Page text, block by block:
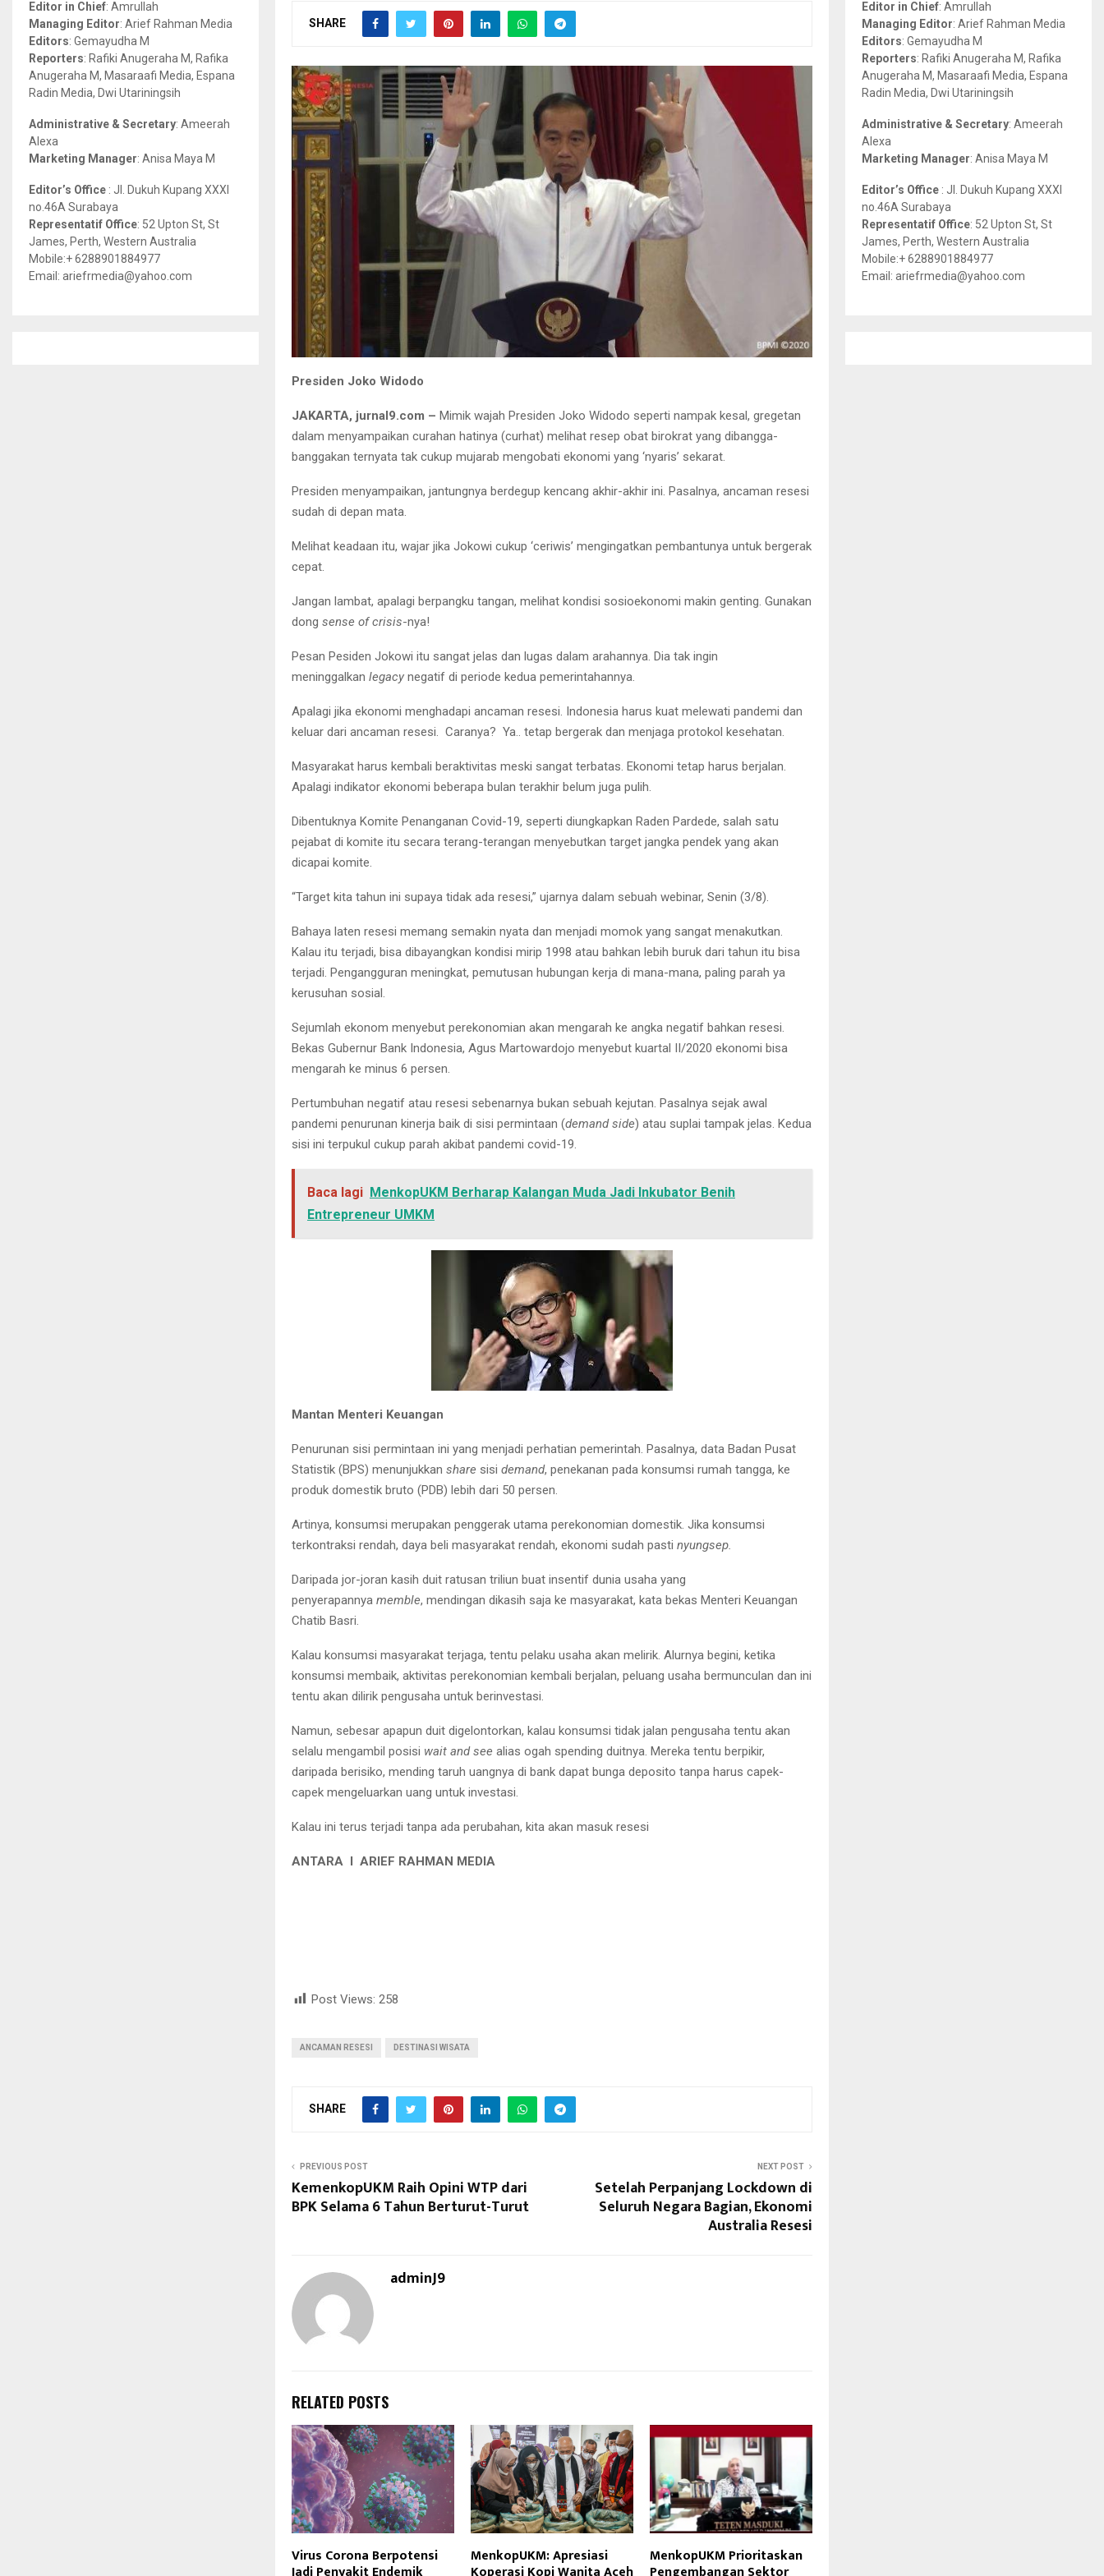
SHARE
Presiden Joko Widodo
JAKARTA, jurnal9.com – Mimik wajah Presiden Joko Widodo seperti nampak kesal, gregetan
dalam menyampaikan curahan hatinya (curhat) melihat resep obat birokrat yang dibangga-
banggakan ternyata tak cukup mujarab mengobati ekonomi yang ‘nyaris’ sekarat.
Presiden menyampaikan, jantungnya berdegup kencang akhir-akhir ini. Pasalnya, ancaman resesi
sudah di depan mata.
Melihat keadaan itu, wajar jika Jokowi cukup ‘ceriwis’ mengingatkan pembantunya untuk bergerak
cepat.
Jangan lambat, apalagi berpangku tangan, melihat kondisi sosioekonomi makin genting. Gunakan
dong sense of crisis-nya!
Pesan Pesiden Jokowi itu sangat jelas dan lugas dalam arahannya. Dia tak ingin
meninggalkan legacy negatif di periode kedua pemerintahannya.
Apalagi jika ekonomi menghadapi ancaman resesi. Indonesia harus kuat melewati pandemi dan
keluar dari ancaman resesi. Caranya? Ya.. tetap bergerak dan menjaga protokol kesehatan.
Masyarakat harus kembali beraktivitas meski sangat terbatas. Ekonomi tetap harus berjalan.
Apalagi indikator ekonomi beberapa bulan terakhir belum juga pulih.
Dibentuknya Komite Penanganan Covid-19, seperti diungkapkan Raden Pardede, salah satu
pejabat di komite itu secara terang-terangan menyebutkan target jangka pendek yang akan
dicapai komite.
“Target kita tahun ini supaya tidak ada resesi,” ujarnya dalam sebuah webinar, Senin (3/8).
Bahaya laten resesi memang semakin nyata dan menjadi momok yang sangat menakutkan.
Kalau itu terjadi, bisa dibayangkan kondisi mirip 1998 atau bahkan lebih buruk dari tahun itu bisa
terjadi. Pengangguran meningkat, pemutusan hubungan kerja di mana-mana, paling parah ya
kerusuhan sosial.
Sejumlah ekonom menyebut perekonomian akan mengarah ke angka negatif bahkan resesi.
Bekas Gubernur Bank Indonesia, Agus Martowardojo menyebut kuartal II/2020 ekonomi bisa
mengarah ke minus 6 persen.
Pertumbuhan negatif atau resesi sebenarnya bukan sebuah kejutan. Pasalnya sejak awal
pandemi penurunan kinerja baik di sisi permintaan (demand side) atau suplai tampak jelas. Kedua
sisi ini terpukul cukup parah akibat pandemi covid-19.
Baca lagi MenkopUKM Berharap Kalangan Muda Jadi Inkubator Benih
Entrepreneur UMKM
Mantan Menteri Keuangan
Penurunan sisi permintaan ini yang menjadi perhatian pemerintah. Pasalnya, data Badan Pusat
Statistik (BPS) menunjukkan share sisi demand, penekanan pada konsumsi rumah tangga, ke
produk domestik bruto (PDB) lebih dari 50 persen.
Artinya, konsumsi merupakan penggerak utama perekonomian domestik. Jika konsumsi
terkontraksi rendah, daya beli masyarakat rendah, ekonomi sudah pasti nyungsep.
Daripada jor-joran kasih duit ratusan triliun buat insentif dunia usaha yang
penyerapannya memble, mendingan dikasih saja ke masyarakat, kata bekas Menteri Keuangan
Chatib Basri.
Kalau konsumsi masyarakat terjaga, tentu pelaku usaha akan melirik. Alurnya begini, ketika
konsumsi membaik, aktivitas perekonomian kembali berjalan, peluang usaha bermunculan dan ini
tentu akan dilirik pengusaha untuk berinvestasi.
Namun, sebesar apapun duit digelontorkan, kalau konsumsi tidak jalan pengusaha tentu akan
selalu mengambil posisi wait and see alias ogah spending duitnya. Mereka tentu berpikir,
daripada berisiko, mending taruh uangnya di bank dapat bunga deposito tanpa harus capek-
capek mengeluarkan uang untuk investasi.
Kalau ini terus terjadi tanpa ada perubahan, kita akan masuk resesi
ANTARA I ARIEF RAHMAN MEDIA
Post Views: 258
ANCAMAN RESESI DESTINASI WISATA
SHARE
PREVIOUS POST
KemenkopUKM Raih Opini WTP dari
BPK Selama 6 Tahun Berturut-Turut
NEXT POST
Setelah Perpanjang Lockdown di
Seluruh Negara Bagian, Ekonomi
Australia Resesi
adminJ9
RELATED POSTS
Virus Corona Berpotensi MenkopUKM: Apresiasi MenkopUKM Prioritaskan
r
:
R
H
Editor in Chief: Amrullah
Managing Editor: Arief Rahman Media
Editors: Gemayudha M
Reporters: Rafiki Anugeraha M, Rafika
Anugeraha M, Masaraafi Media, Espana
Radin Media, Dwi Utariningsih
Administrative & Secretary: Ameerah
Alexa
Marketing Manager: Anisa Maya M
Editor’s Office : Jl. Dukuh Kupang XXXI
no.46A Surabaya
Representatif Office: 52 Upton St, St
James, Perth, Western Australia
Mobile:+ 6288901884977
Email: ariefrmedia@yahoo.com
r
:
R
H
Editor in Chief: Amrullah
Managing Editor: Arief Rahman Media
Editors: Gemayudha M
Reporters: Rafiki Anugeraha M, Rafika
Anugeraha M, Masaraafi Media, Espana
Radin Media, Dwi Utariningsih
Administrative & Secretary: Ameerah
Alexa
Marketing Manager: Anisa Maya M
Editor’s Office : Jl. Dukuh Kupang XXXI
no.46A Surabaya
Representatif Office: 52 Upton St, St
James, Perth, Western Australia
Mobile:+ 6288901884977
Email: ariefrmedia@yahoo.com